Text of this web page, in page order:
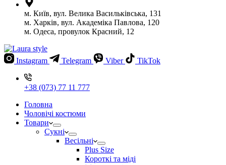
м. Київ, вул. Велика Васильківська, 131
м. Харків, вул. Академіка Павлова, 120
м. Одеса, провулок Красний, 12
Instagram Telegram Viber TikTok
+38 (073) 77 11 777
Головна
Чоловічі костюми
Товари
Сукні
Весільні
Plus Size
Короткі та міді